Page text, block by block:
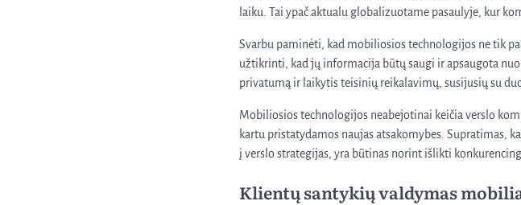
laiku. Tai ypač aktualu globalizuotame pasaulyje, kur
Svarbu paminėti, kad mobiliosios technologijos ne tik
užtikrinti, kad jų informacija būtų saugi ir apsaugota
privatumą ir laikytis teisinių reikalavimų, susijusių su
Mobiliosios technologijos neabejotinai keičia verslo
kartu pristatydamos naujas atsakomybes. Supratimas,
į verslo strategijas, yra būtinas norint išlikti
Klientų santykių valdymas